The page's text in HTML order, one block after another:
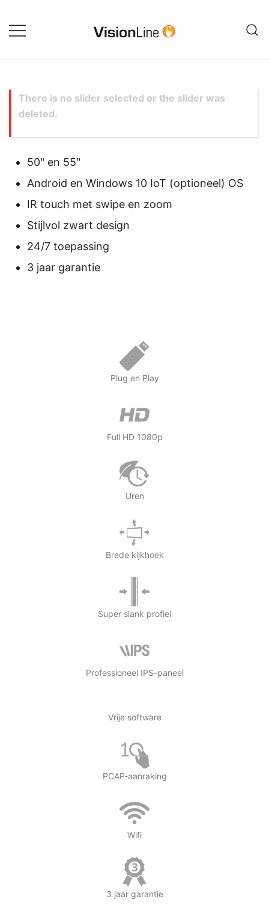
naar
de
There is no slider selected or the slider was
deleted.
50" en 55"
Android en Windows 10 IoT (optioneel) OS
IR touch met swipe en zoom
Stijlvol zwart design
24/7 toepassing
3 jaar garantie
Plug en Play
Full HD 1080p
Uren
Brede kijkhoek
Super slank profiel
Professioneel IPS-paneel
Vrije software
PCAP-aanraking
Wifi
3 jaar garantie